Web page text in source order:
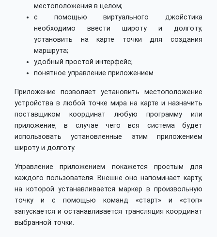
местоположения в целом;
с помощью виртуального джойстика
необходимо ввести широту и долготу,
установить на карте точки для создания
маршрута;
удобный простой интерфейс;
понятное управление приложением.
Приложение позволяет установить местоположение
устройства в любой точке мира на карте и назначить
поставщиком координат любую программу или
приложение, в случае чего вся система будет
использовать установленные этим приложением
широту и долготу.
Управление приложением покажется простым для
каждого пользователя. Внешне оно напоминает карту,
на которой устанавливается маркер в произвольную
точку и с помощью команд «старт» и «стоп»
запускается и останавливается трансляция координат
выбранной точки.